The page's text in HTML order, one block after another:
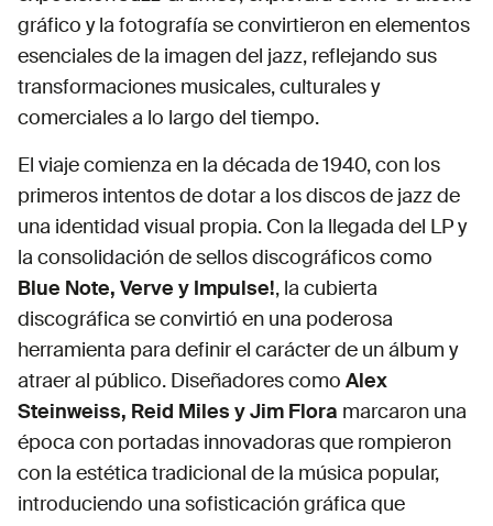
gráfico y la fotografía se convirtieron en elementos
esenciales de la imagen del jazz, reflejando sus
transformaciones musicales, culturales y
comerciales a lo largo del tiempo.
El viaje comienza en la década de 1940, con los
primeros intentos de dotar a los discos de jazz de
una identidad visual propia. Con la llegada del LP y
la consolidación de sellos discográficos como
Blue Note, Verve y Impulse!, la cubierta
discográfica se convirtió en una poderosa
herramienta para definir el carácter de un álbum y
atraer al público. Diseñadores como Alex
Steinweiss, Reid Miles y Jim Flora marcaron una
época con portadas innovadoras que rompieron
con la estética tradicional de la música popular,
introduciendo una sofisticación gráfica que